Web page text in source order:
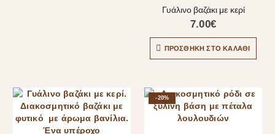
Γυάλινο βαζάκι με κερί
7.00€
ΠΡΟΣΘΉΚΗ ΣΤΟ ΚΑΛΆΘΙ
-20%